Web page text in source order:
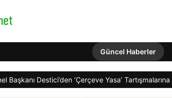
Güncel Haberler